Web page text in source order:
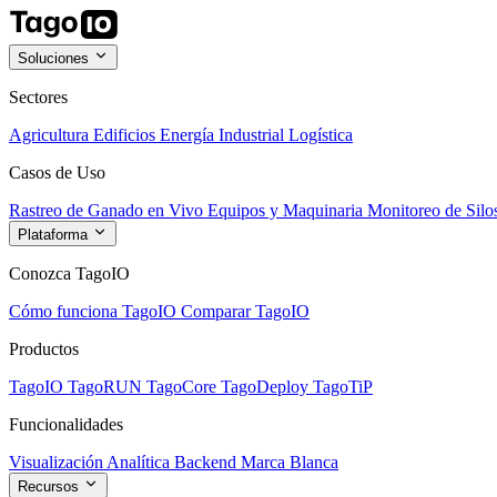
Soluciones
Sectores
Agricultura Edificios Energía Industrial Logística
Casos de Uso
Rastreo de Ganado en Vivo Equipos y Maquinaria Monitoreo de
Plataforma
Conozca TagoIO
Cómo funciona TagoIO Comparar TagoIO
Productos
TagoIO TagoRUN TagoCore TagoDeploy TagoTiP
Funcionalidades
Visualización Analítica Backend Marca Blanca
Recursos